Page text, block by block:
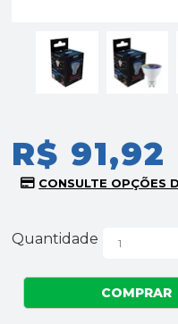
R$ 91,92
Quantidade